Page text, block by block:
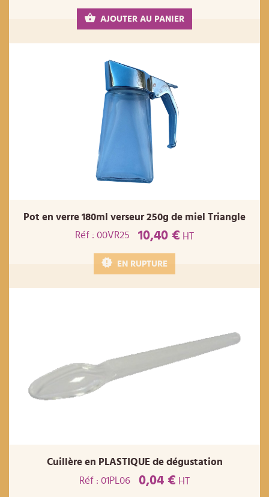
AJOUTER AU PANIER
Pot en verre 180ml verseur 250g de miel Triangle
Réf : 00VR25
10,40 € HT
EN RUPTURE
Cuillère en PLASTIQUE de dégustation
Réf : 01PL06
0,04 € HT